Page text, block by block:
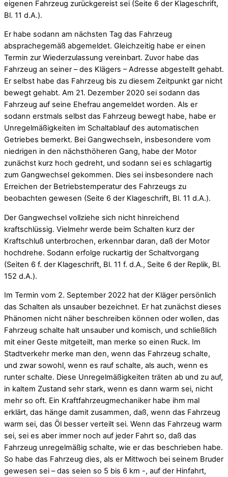
eigenen Fahrzeug zurückgereist sei (Seite 6 der Klageschrift,
Bl. 11 d.A.).
Er habe sodann am nächsten Tag das Fahrzeug
absprachegemäß abgemeldet. Gleichzeitig habe er einen
Termin zur Wiederzulassung vereinbart. Zuvor habe das
Fahrzeug an seiner – des Klägers – Adresse abgestellt gehabt.
Er selbst habe das Fahrzeug bis zu diesem Zeitpunkt gar nicht
bewegt gehabt. Am 21. Dezember 2020 sei sodann das
Fahrzeug auf seine Ehefrau angemeldet worden. Als er
sodann erstmals selbst das Fahrzeug bewegt habe, habe er
Unregelmäßigkeiten im Schaltablauf des automatischen
Getriebes bemerkt. Bei Gangwechseln, insbesondere vom
niedrigen in den nächsthöheren Gang, habe der Motor
zunächst kurz hoch gedreht, und sodann sei es schlagartig
zum Gangwechsel gekommen. Dies sei insbesondere nach
Erreichen der Betriebstemperatur des Fahrzeugs zu
beobachten gewesen (Seite 6 der Klageschrift, Bl. 11 d.A.).
Der Gangwechsel vollziehe sich nicht hinreichend
kraftschlüssig. Vielmehr werde beim Schalten kurz der
Kraftschluß unterbrochen, erkennbar daran, daß der Motor
hochdrehe. Sodann erfolge ruckartig der Schaltvorgang
(Seiten 6 f. der Klageschrift, Bl. 11 f. d.A., Seite 6 der Replik, Bl.
152 d.A.).
Im Termin vom 2. September 2022 hat der Kläger persönlich
das Schalten als unsauber bezeichnet. Er hat zunächst dieses
Phänomen nicht näher beschreiben können oder wollen, das
Fahrzeug schalte halt unsauber und komisch, und schließlich
mit einer Geste mitgeteilt, man merke so einen Ruck. Im
Stadtverkehr merke man den, wenn das Fahrzeug schalte,
und zwar sowohl, wenn es rauf schalte, als auch, wenn es
runter schalte. Diese Unregelmäßigkeiten träten ab und zu auf,
in kaltem Zustand sehr stark, wenn es dann warm sei, nicht
mehr so oft. Ein Kraftfahrzeugmechaniker habe ihm mal
erklärt, das hänge damit zusammen, daß, wenn das Fahrzeug
warm sei, das Öl besser verteilt sei. Wenn das Fahrzeug warm
sei, sei es aber immer noch auf jeder Fahrt so, daß das
Fahrzeug unregelmäßig schalte, wie er das beschrieben habe.
So habe das Fahrzeug dies, als er Mittwoch bei seinem Bruder
gewesen sei – das seien so 5 bis 6 km -, auf der Hinfahrt,